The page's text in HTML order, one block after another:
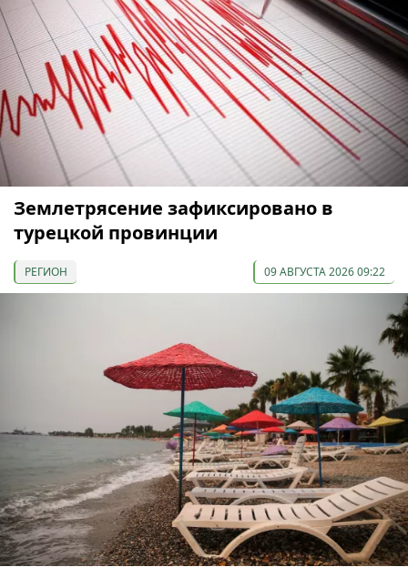
Землетрясение зафиксировано в
турецкой провинции
РЕГИОН 09 АВГУСТА 2026 09:22